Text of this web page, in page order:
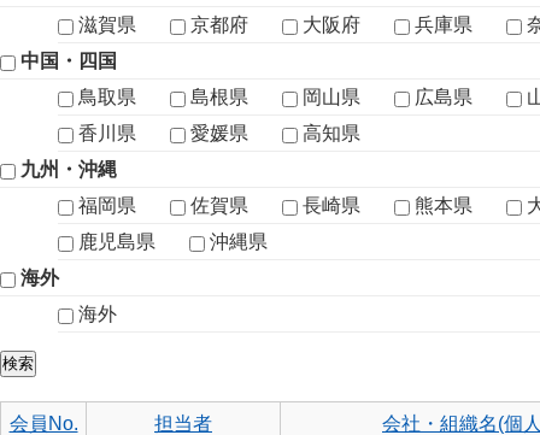
滋賀県
京都府 大阪府 兵庫県
中国・四国
鳥取県
島根県 岡山県 広島県
香川県
愛媛県
高知県
九州・沖縄
福岡県
佐賀県 長崎県 熊本県
鹿児島県
沖縄県
海外
海外
会員No. 担当者 会社・組織名(個